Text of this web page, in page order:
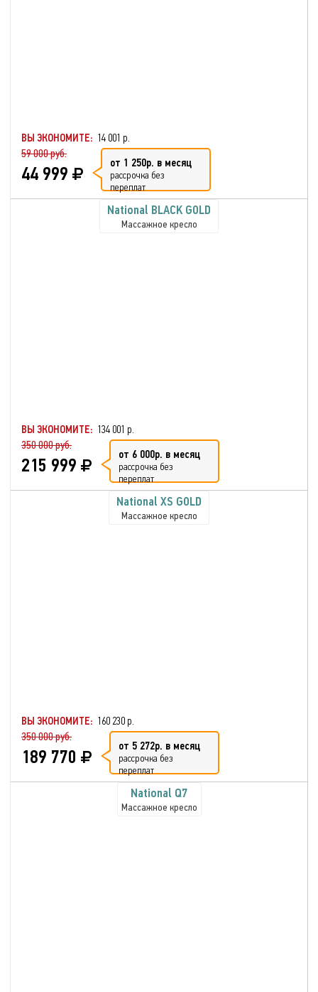
ВЫ ЭКОНОМИТЕ: 14 001 р.
59 000 руб.
44 999 от 1 250р. в месяц
рассрочка без
переплат
National BLACK GOLD
Массажное кресло
ВЫ ЭКОНОМИТЕ: 134 001 р.
350 000 руб.
215 999 от 6 000р. в месяц
рассрочка без
переплат
National XS GOLD
Массажное кресло
ВЫ ЭКОНОМИТЕ: 160 230 р.
350 000 руб.
189 770 от 5 272р. в месяц
рассрочка без
переплат
National Q7
Массажное кресло